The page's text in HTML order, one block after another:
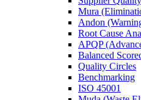
Mura
Andon
Root Cause
APQP
Balanced
Quality Circles
Benchmarking
ISO 45001